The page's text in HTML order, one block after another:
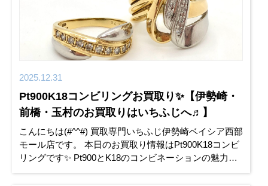
2025.12.31
Pt900K18コンビリングお買取り✨【伊勢崎・
前橋・玉村のお買取りはいちふじへ♬】
こんにちは(#^^#) 買取専門いちふじ伊勢崎ベイシア西部
モール店です。 本日のお買取り情報はPt900K18コンビ
リングです✨ Pt900とK18のコンビネーションの魅力を
ご紹介します✨✨ プラチナ（Pt900）の魅力